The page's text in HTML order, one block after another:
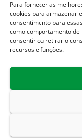
Para fornecer as
cookies para armazenar
consentimento para
como comportamento de
consentir ou retirar o
recursos e funções.
Jornal Italia é uma